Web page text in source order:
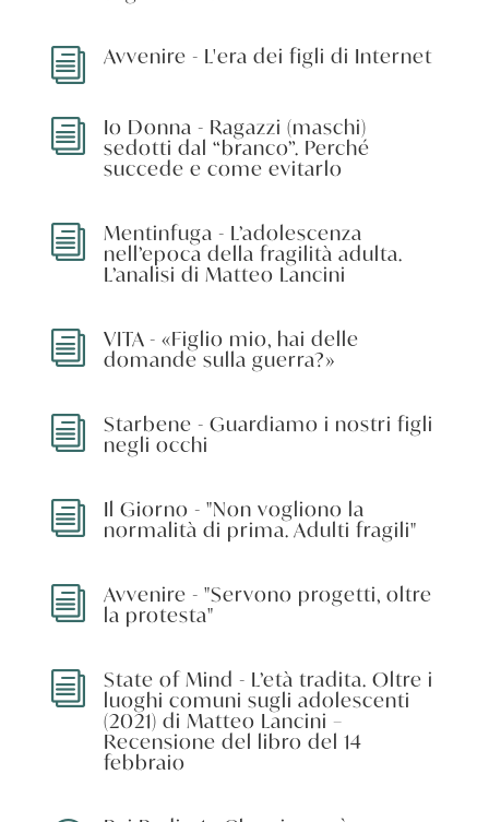
i Avvenire - L'era dei figli di Internet
i Io Donna - Ragazzi (maschi)
sedotti dal “branco”. Perché
succede e come evitarlo
i Mentinfuga - L’adolescenza
nell’epoca della fragilità adulta.
L’analisi di Matteo Lancini
i VITA - «Figlio mio, hai delle
domande sulla guerra?»
i Starbene - Guardiamo i nostri figli
negli occhi
i Il Giorno - "Non vogliono la
normalità di prima. Adulti fragili"
i Avvenire - "Servono progetti, oltre
la protesta"
i State of Mind - L’età tradita. Oltre i
luoghi comuni sugli adolescenti
(2021) di Matteo Lancini –
Recensione del libro del 14
febbraio